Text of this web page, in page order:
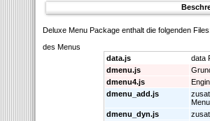
Deluxe Menu Package enthalt die folgenden Files:
des Menus
data.js
data
dmenu.js
dmenu4.js
dmenu_add.js
dmenu_dyn.js